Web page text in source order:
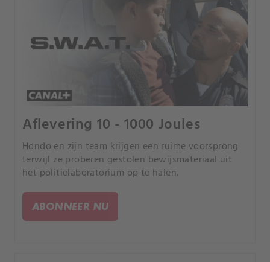
Aflevering 10 - 1000 Joules
Hondo en zijn team krijgen een ruime voorsprong
terwijl ze proberen gestolen bewijsmateriaal uit
het politielaboratorium op te halen.
ABONNEER NU